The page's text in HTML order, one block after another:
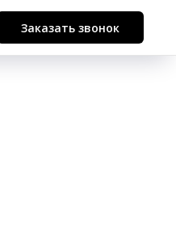
Заказать звонок